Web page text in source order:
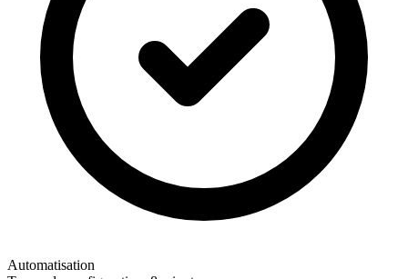
Automatisation